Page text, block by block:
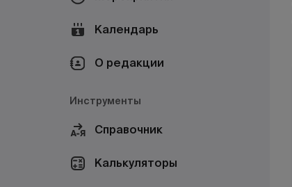
Календарь
О редакции
Инструменты
Справочник
Калькуляторы